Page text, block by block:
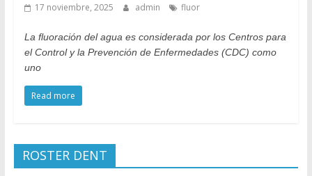
17 noviembre, 2025 admin fluor
La fluoración del agua es considerada por los Centros para
el Control y la Prevención de Enfermedades (CDC) como
uno
Read more
ROSTER DENT